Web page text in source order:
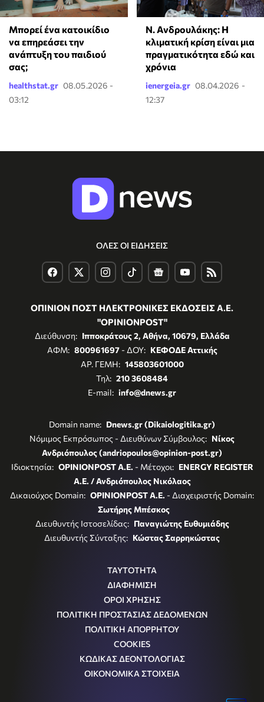
⁠Μπορεί ένα κατοικίδιο
να επηρεάσει την
ανάπτυξη του παιδιού
σας;
healthstat.gr 08.05.2026 -
03:12
Ν. Ανδρουλάκης: Η
κλιματική κρίση είναι μια
πραγματικότητα εδώ και
χρόνια
ienergeia.gr 08.04.2026 -
12:37
ΟΛΕΣ ΟΙ ΕΙΔΗΣΕΙΣ
ΟΠΙΝΙΟΝ ΠΟΣΤ ΗΛΕΚΤΡΟΝΙΚΕΣ ΕΚΔΟΣΕΙΣ Α.Ε.
"OPINIONPOST"
Διεύθυνση: Ιπποκράτους 2, Αθήνα, 10679, Ελλάδα
ΑΦΜ: 800961697- ΔΟΥ: ΚΕΦΟΔΕ Αττικής
ΑΡ. ΓΕΜΗ: 145803601000
Τηλ: 210 3608484
E-mail: info@dnews.gr
Domain name: Dnews.gr (Dikaiologitika.gr)
Νόμιμος Εκπρόσωπος - Διευθύνων Σύμβουλος: Νίκος
Ανδριόπουλος (andriopoulos@opinion-post.gr)
Ιδιοκτησία: OPINIONPOST A.E. - Μέτοχοι: ENERGY REGISTER
Α.Ε. / Ανδριόπουλος Νικόλαος
Δικαιούχος Domain: OPINIONPOST A.E. - Διαχειριστής Domain:
Σωτήρης Μπέσκος
Διευθυντής Ιστοσελίδας: Παναγιώτης Ευθυμιάδης
Διευθυντής Σύνταξης: Κώστας Σαρρηκώστας
ΤΑΥΤΟΤΗΤΑ
ΔΙΑΦΗΜΙΣΗ
ΟΡΟΙ ΧΡΗΣΗΣ
ΠΟΛΙΤΙΚΗ ΠΡΟΣΤΑΣΙΑΣ ΔΕΔΟΜΕΝΩΝ
ΠΟΛΙΤΙΚΗ ΑΠΟΡΡΗΤΟΥ
COOKIES
ΚΩΔΙΚΑΣ ΔΕΟΝΤΟΛΟΓΙΑΣ
ΟΙΚΟΝΟΜΙΚΑ ΣΤΟΙΧΕΙΑ